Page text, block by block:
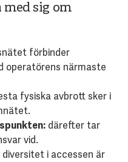
sig om
förbinder
operatörens närmaste
fysiska avbrott sker i
därefter tar
vid.
diversitet i accessen är